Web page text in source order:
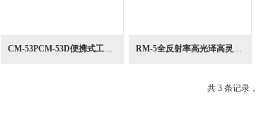
CM-53PCM-53D便携式工业产品检查测量用反射率计 RM-5全反射率高光泽高灵敏测量光学测量仪
共 3 条记录